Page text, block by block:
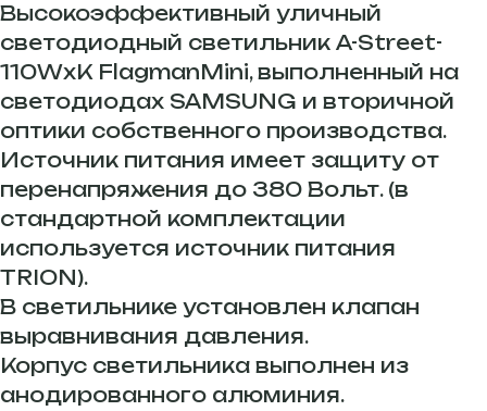
Высокоэффективный уличный
светодиодный светильник A-Street-
110WxK FlagmanMini, выполненный на
светодиодах SAMSUNG и вторичной
оптики собственного производства.
Источник питания имеет защиту от
перенапряжения до 380 Вольт. (в
стандартной комплектации
используется источник питания
TRION).
В светильнике установлен клапан
выравнивания давления.
Корпус светильника выполнен из
анодированного алюминия.